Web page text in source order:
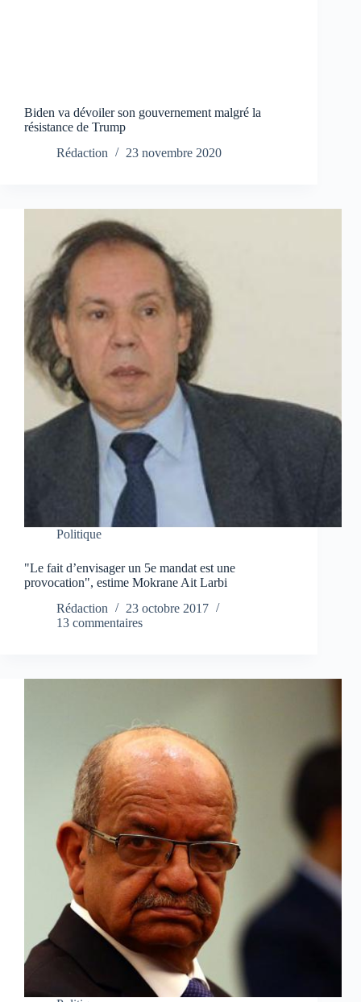
Biden va dévoiler son gouvernement malgré la
résistance de Trump
Rédaction
23 novembre 2020
Politique
"Le fait d’envisager un 5e mandat est une
provocation", estime Mokrane Ait Larbi
Rédaction
23 octobre 2017
13 commentaires